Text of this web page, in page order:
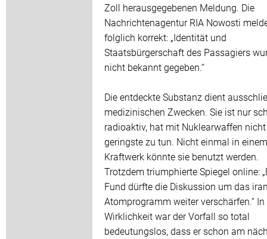
Zoll herausgegebenen Meldung. Die
Nachrichtenagentur RIA Nowosti
folglich korrekt: „Identität und
Staatsbürgerschaft des Passagiers
nicht bekannt gegeben.“
Die entdeckte Substanz dient
medizinischen Zwecken. Sie ist nur
radioaktiv, hat mit Nuklearwaffen
geringste zu tun. Nicht einmal in einem
Kraftwerk könnte sie benutzt werden.
Trotzdem triumphierte Spiegel online:
Fund dürfte die Diskussion um das
Atomprogramm weiter verschärfen.“ In
Wirklichkeit war der Vorfall so total
bedeutungslos, dass er schon am